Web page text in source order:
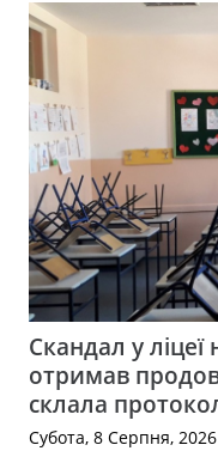
Скандал у
отримав
склала
Субота, 8 Серпня, 2026